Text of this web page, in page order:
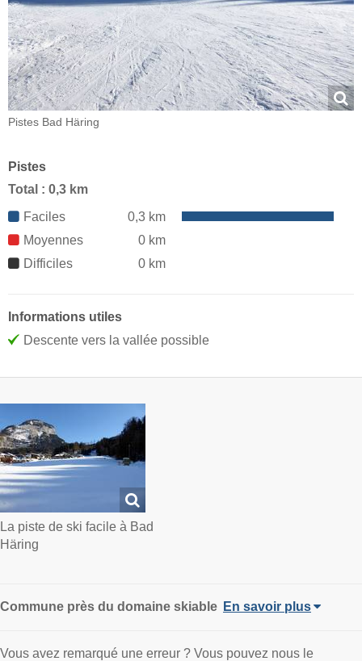
Pistes Bad Häring
Pistes
Total : 0,3 km
Faciles
0,3 km
Moyennes
0 km
Difficiles
0 km
Informations utiles
Descente vers la vallée possible
La piste de ski facile à Bad
Häring
Commune près du domaine skiable En savoir plus
Vous avez remarqué une erreur ? Vous pouvez nous le